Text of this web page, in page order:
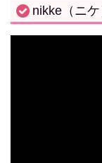
nikke（ニ